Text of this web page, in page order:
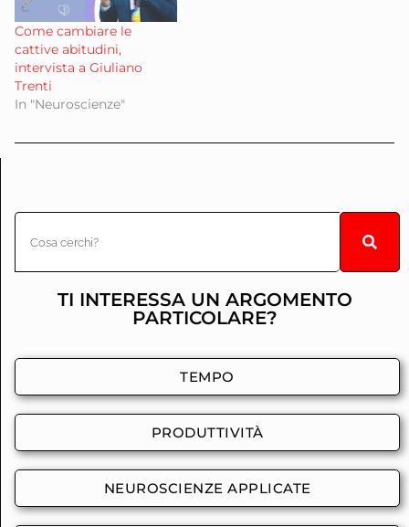
Come cambiare le
cattive abitudini,
intervista a Giuliano
Trenti
In "Neuroscienze"
TI INTERESSA UN ARGOMENTO
PARTICOLARE?
TEMPO
PRODUTTIVITÀ
NEUROSCIENZE APPLICATE